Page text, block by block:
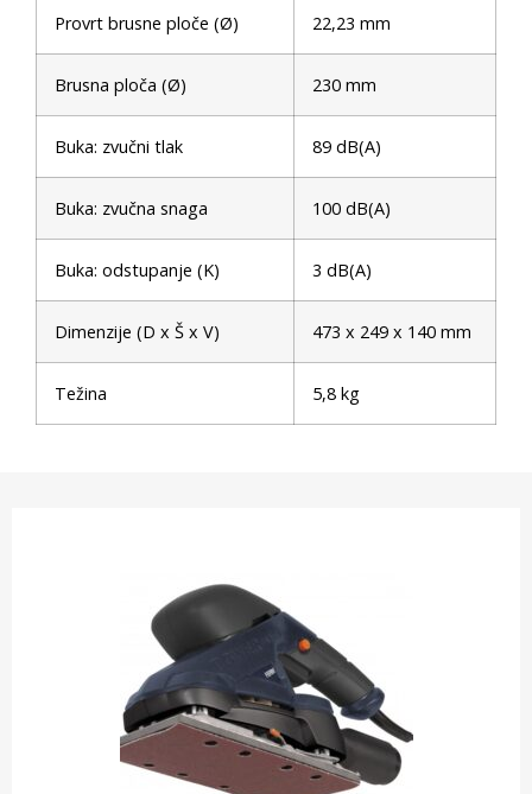
Provrt brusne ploče (Ø) 22,23 mm
Brusna ploča (Ø) 230 mm
Buka: zvučni tlak 89 dB(A)
Buka: zvučna snaga 100 dB(A)
Buka: odstupanje (K) 3 dB(A)
Dimenzije (D x Š x V) 473 x 249 x 140 mm
Težina 5,8 kg